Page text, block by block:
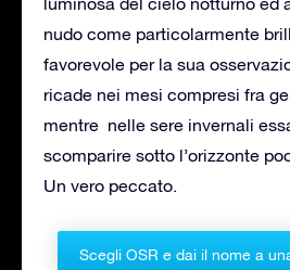
nudo come particolarmente
favorevole per la sua
ricade nei mesi compresi fra
mentre nelle sere invernali
scomparire sotto l’orizzonte
Un vero peccato.
Scegli OSR e dai il nome a